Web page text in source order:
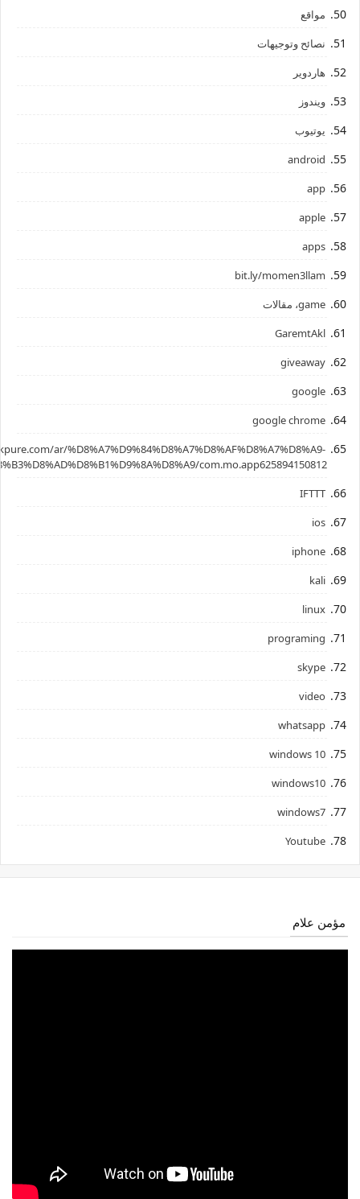
مواقع
نصائح وتوجيهات
هاردوير
ويندوز
يوتيوب
android
app
apple
apps
bit.ly/momen3llam
game، مقالات
GaremtAkl
giveaway
google
google chrome
ar/%D8%A7%D9%84%D8%A7%D8%AF%D8%A7%D8%A9-
com.mo.app625894150812
IFTTT
ios
iphone
kali
linux
programing
skype
video
whatsapp
windows 10
windows10
windows7
Youtube
مؤمن علام